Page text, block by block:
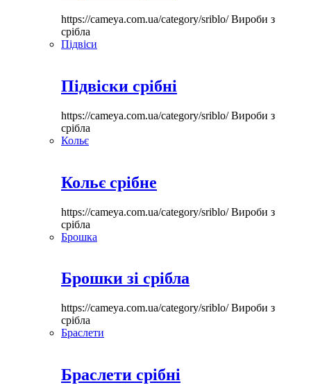
https://cameya.com.ua/category/sriblo/Вироби з
срібла
Підвіси
Підвіски срібні
https://cameya.com.ua/category/sriblo/Вироби з
срібла
Кольє
Кольє срібне
https://cameya.com.ua/category/sriblo/Вироби з
срібла
Брошка
Брошки зі срібла
https://cameya.com.ua/category/sriblo/Вироби з
срібла
Браслети
Браслети срібні